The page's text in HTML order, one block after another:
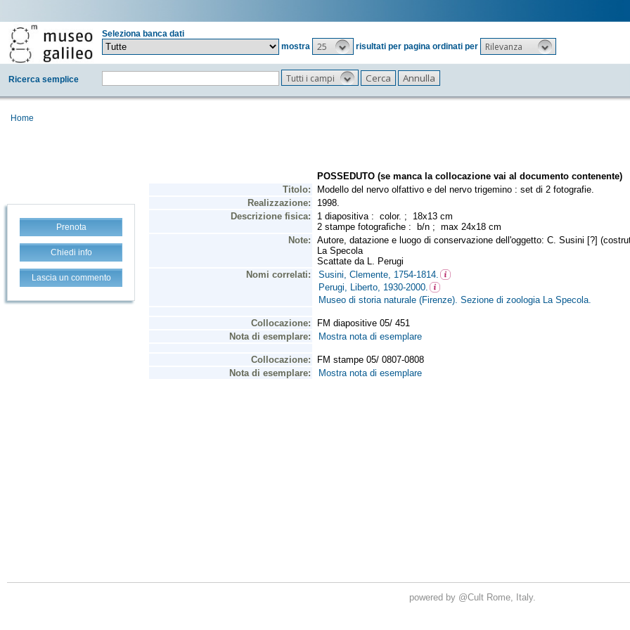
Seleziona banca dati
mostra
25 risultati per pagina ordinati per Rilevanza
Ricerca semplice Tutti i campi
Home
Prenota
Chiedi info
Lascia un commento
powered by @Cult Rome, Italy.